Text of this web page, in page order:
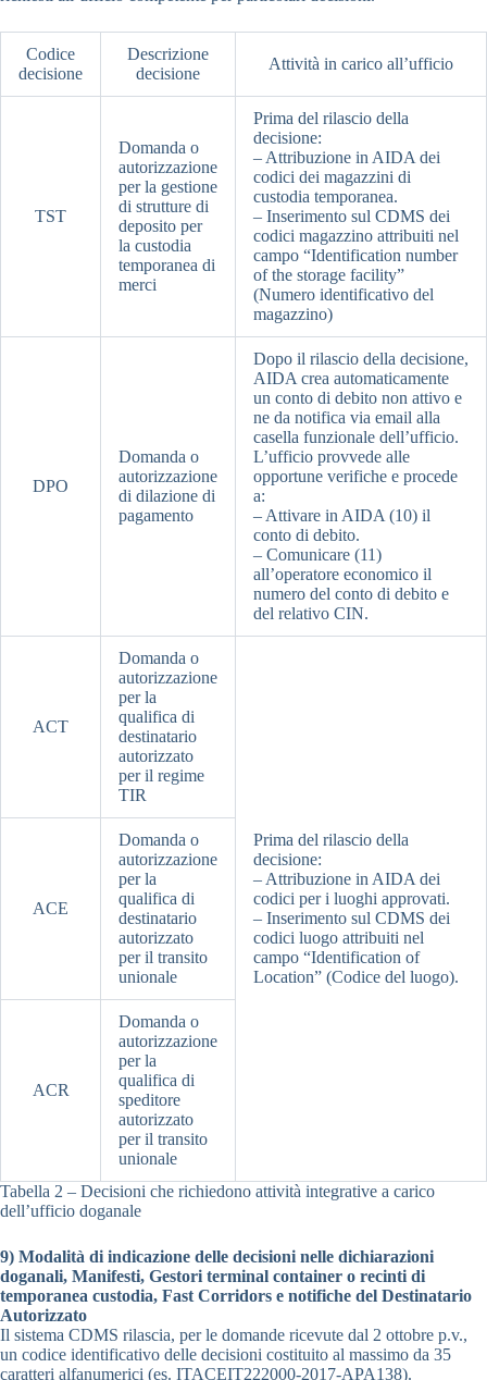
Codice
decisione
Descrizione
decisione
Attività in carico all’ufficio
TST
Domanda o
autorizzazione
per la gestione
di strutture di
deposito per
la custodia
temporanea di
merci
Prima del rilascio della
decisione:
– Attribuzione in AIDA dei
codici dei magazzini di
custodia temporanea.
– Inserimento sul CDMS dei
codici magazzino attribuiti nel
campo “Identification number
of the storage facility”
(Numero identificativo del
magazzino)
DPO
Domanda o
autorizzazione
di dilazione di
pagamento
Dopo il rilascio della decisione,
AIDA crea automaticamente
un conto di debito non attivo e
ne da notifica via email alla
casella funzionale dell’ufficio.
L’ufficio provvede alle
opportune verifiche e procede
a:
– Attivare in AIDA (10) il
conto di debito.
– Comunicare (11)
all’operatore economico il
numero del conto di debito e
del relativo CIN.
ACT
Domanda o
autorizzazione
per la
qualifica di
destinatario
autorizzato
per il regime
TIR
Prima del rilascio della
decisione:
– Attribuzione in AIDA dei
codici per i luoghi approvati.
– Inserimento sul CDMS dei
codici luogo attribuiti nel
campo “Identification of
Location” (Codice del luogo).
ACE
Domanda o
autorizzazione
per la
qualifica di
destinatario
autorizzato
per il transito
unionale
ACR
Domanda o
autorizzazione
per la
qualifica di
speditore
autorizzato
per il transito
unionale
Tabella 2 – Decisioni che richiedono attività integrative a carico
dell’ufficio doganale
9) Modalità di indicazione delle decisioni nelle dichiarazioni
doganali, Manifesti, Gestori terminal container o recinti di
temporanea custodia, Fast Corridors e notifiche del Destinatario
Autorizzato
Il sistema CDMS rilascia, per le domande ricevute dal 2 ottobre p.v.,
un codice identificativo delle decisioni costituito al massimo da 35
caratteri alfanumerici (es. ITACEIT222000-2017-APA138).